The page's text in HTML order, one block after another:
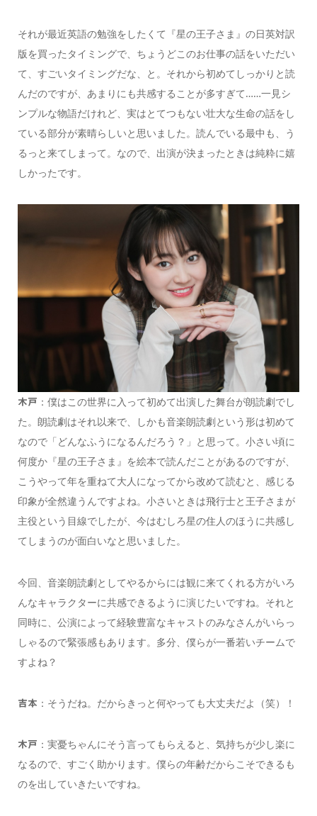
それが最近英語の勉強をしたくて『星の王子さま』の日英対訳
版を買ったタイミングで、ちょうどこのお仕事の話をいただい
て、すごいタイミングだな、と。それから初めてしっかりと読
んだのですが、あまりにも共感することが多すぎて……一見シ
ンプルな物語だけれど、実はとてつもない壮大な生命の話をし
ている部分が素晴らしいと思いました。読んでいる最中も、う
るっと来てしまって。なので、出演が決まったときは純粋に嬉
しかったです。
木戸 ：僕はこの世界に入って初めて出演した舞台が朗読劇でし
た。朗読劇はそれ以来で、しかも音楽朗読劇という形は初めて
なので「どんなふうになるんだろう？」と思って。小さい頃に
何度か『星の王子さま』を絵本で読んだことがあるのですが、
こうやって年を重ねて大人になってから改めて読むと、感じる
印象が全然違うんですよね。小さいときは飛行士と王子さまが
主役という目線でしたが、今はむしろ星の住人のほうに共感し
てしまうのが面白いなと思いました。
今回、音楽朗読劇としてやるからには観に来てくれる方がいろ
んなキャラクターに共感できるように演じたいですね。それと
同時に、公演によって経験豊富なキャストのみなさんがいらっ
しゃるので緊張感もあります。多分、僕らが一番若いチームで
すよね？
吉本 ：そうだね。だからきっと何やっても大丈夫だよ（笑）！
木戸 ：実憂ちゃんにそう言ってもらえると、気持ちが少し楽に
なるので、すごく助かります。僕らの年齢だからこそできるも
のを出していきたいですね。